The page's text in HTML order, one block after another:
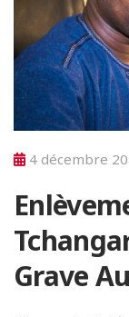
4 décembre
Grave